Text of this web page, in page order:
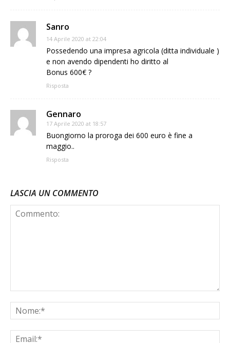
Sanro
14 Aprile 2020 at 22:04
Possedendo una impresa agricola (ditta individuale )
e non avendo dipendenti ho diritto al
Bonus 600€ ?
Risposta
Gennaro
17 Aprile 2020 at 18:57
Buongiorno la proroga dei 600 euro è fine a
maggio..
Risposta
LASCIA UN COMMENTO